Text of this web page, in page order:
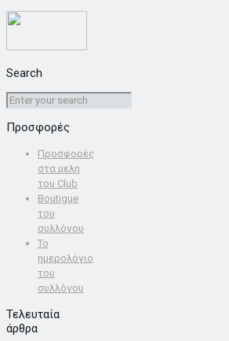
Search
Προσφορές
Προσφoρές
στα μελη
του Club
Boutigue
του
συλλόγου
Το
ημερολόγιο
του
συλλόγου
Τελευταία
άρθρα